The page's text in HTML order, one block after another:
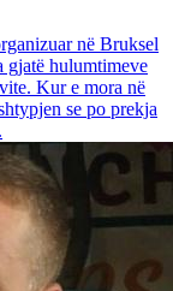
në Bruksel
gjatë hulumtimeve
Kur e mora në
se po prekja